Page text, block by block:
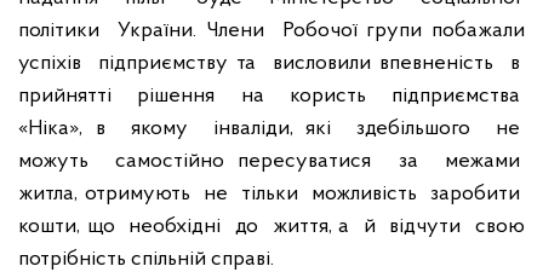
політики
України. Члени
Робочої групи побажали
успіхів
підприємству та висловили впевненість
в
прийнятті
рішення на користь
підприємства
«Ніка», в
якому інваліди, які здебільшого
не
можуть
самостійно пересуватися за
межами
житла, отримують
не тільки можливість
заробити
кошти, що
необхідні до життя, а й відчути
свою
потрібність спільній справі.